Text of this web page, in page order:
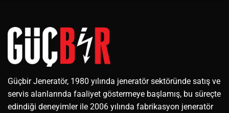
Güçbir Jeneratör, 1980 yılında jeneratör sektöründe satış ve
servis alanlarında faaliyet göstermeye başlamış, bu süreçte
edindiği deneyimler ile 2006 yılında fabrikasyon jeneratör